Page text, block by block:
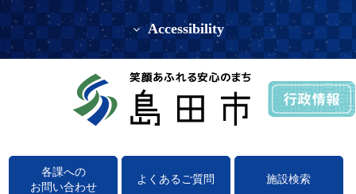
Accessibility
各課への
お問い合わせ
よくあるご質問 施設検索